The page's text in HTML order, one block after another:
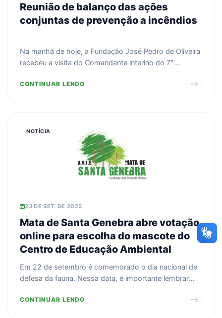
Reunião de balanço das ações
conjuntas de prevenção a incêndios
Na manhã de hoje, a Fundação José Pedro de Oliveira
recebeu a visita do Comandante interino do 7°
CONTINUAR LENDO
NOTÍCIA
23 DE SET. DE 2025
Mata de Santa Genebra abre votação
online para escolha do mascote do
Centro de Educação Ambiental
Em 22 de setembro é comemorado o dia nacional de
defesa da fauna. Nessa data, é importante lembrar
CONTINUAR LENDO